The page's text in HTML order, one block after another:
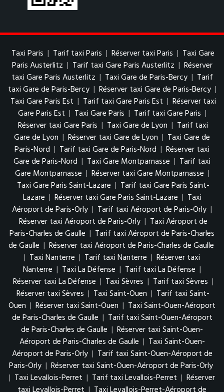
Taxi Paris | Tarif taxi Paris | Réserver taxi Paris | Taxi Gare
Paris Austerlitz | Tarif taxi Gare Paris Austerlitz | Réserver
taxi Gare Paris Austerlitz | Taxi Gare de Paris-Bercy | Tarif
taxi Gare de Paris-Bercy | Réserver taxi Gare de Paris-Bercy |
Taxi Gare Paris Est | Tarif taxi Gare Paris Est | Réserver taxi
Gare Paris Est | Taxi Gare Paris | Tarif taxi Gare Paris |
Réserver taxi Gare Paris | Taxi Gare de Lyon | Tarif taxi
Gare de Lyon | Réserver taxi Gare de Lyon | Taxi Gare de
Paris-Nord | Tarif taxi Gare de Paris-Nord | Réserver taxi
Gare de Paris-Nord | Taxi Gare Montparnasse | Tarif taxi
Gare Montparnasse | Réserver taxi Gare Montparnasse |
Taxi Gare Paris Saint-Lazare | Tarif taxi Gare Paris Saint-
Lazare | Réserver taxi Gare Paris Saint-Lazare | Taxi
Aéroport de Paris-Orly | Tarif taxi Aéroport de Paris-Orly |
Réserver taxi Aéroport de Paris-Orly | Taxi Aéroport de
Paris-Charles de Gaulle | Tarif taxi Aéroport de Paris-Charles
de Gaulle | Réserver taxi Aéroport de Paris-Charles de Gaulle
| Taxi Nanterre | Tarif taxi Nanterre | Réserver taxi
Nanterre | Taxi La Défense | Tarif taxi La Défense |
Réserver taxi La Défense | Taxi Sèvres | Tarif taxi Sèvres |
Réserver taxi Sèvres | Taxi Saint-Ouen | Tarif taxi Saint-
Ouen | Réserver taxi Saint-Ouen | Taxi Saint-Ouen-Aéroport
de Paris-Charles de Gaulle | Tarif taxi Saint-Ouen-Aéroport
de Paris-Charles de Gaulle | Réserver taxi Saint-Ouen-
Aéroport de Paris-Charles de Gaulle | Taxi Saint-Ouen-
Aéroport de Paris-Orly | Tarif taxi Saint-Ouen-Aéroport de
Paris-Orly | Réserver taxi Saint-Ouen-Aéroport de Paris-Orly
| Taxi Levallois-Perret | Tarif taxi Levallois-Perret | Réserver